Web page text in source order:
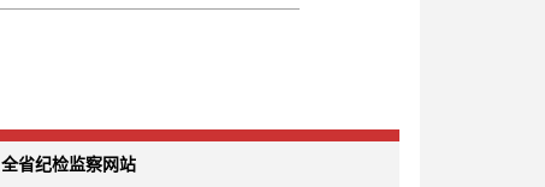
全省纪检监察网站